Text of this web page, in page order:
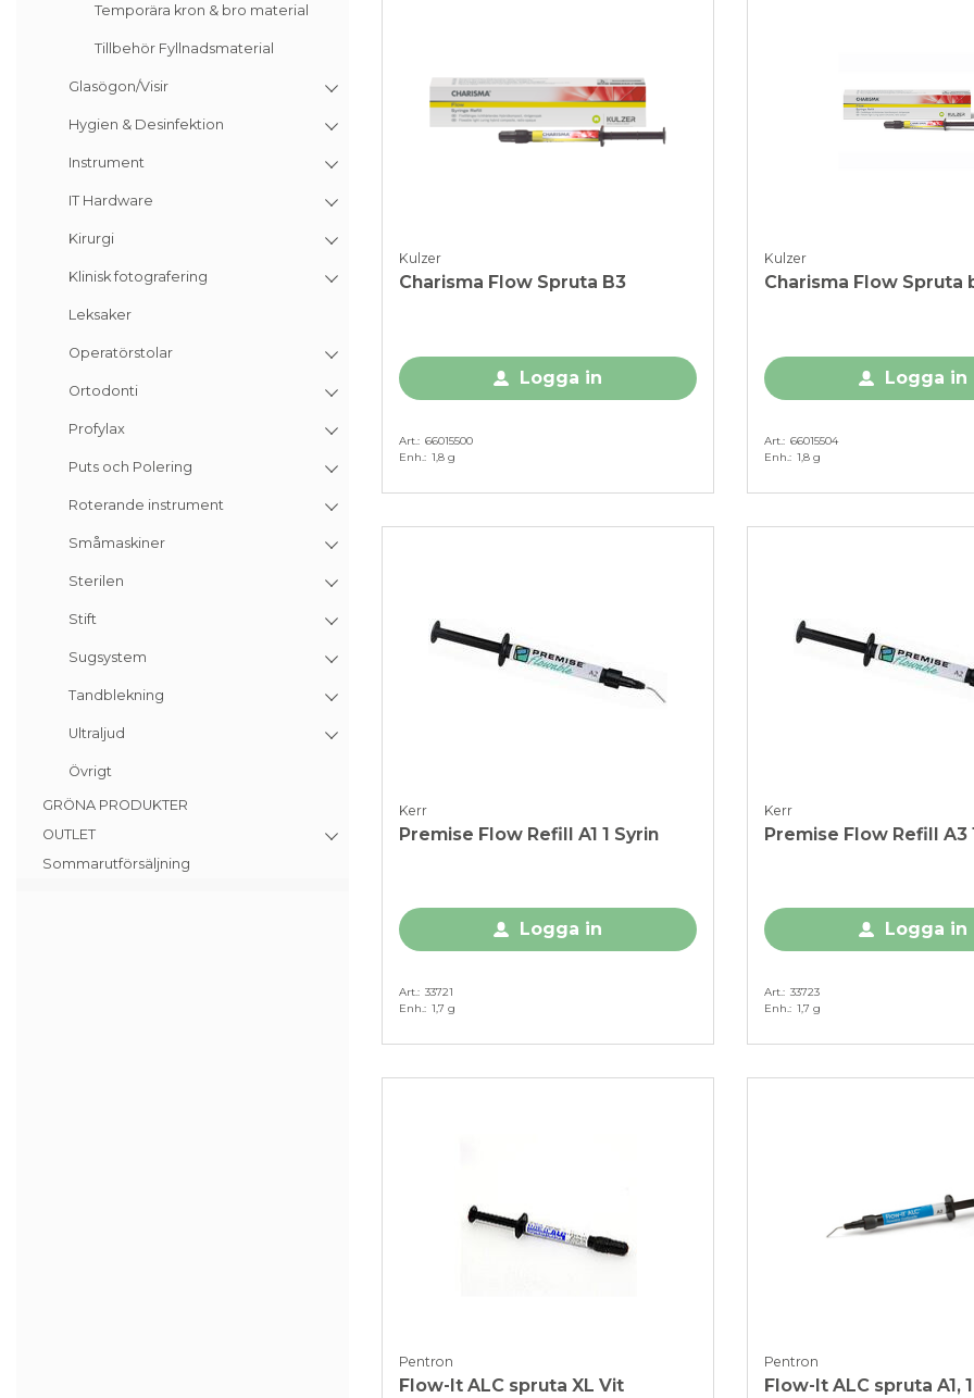
Temporära kron & bro material
Tillbehör Fyllnadsmaterial
Glasögon/Visir
Hygien & Desinfektion
Instrument
IT Hardware
Kirurgi
Klinisk fotografering
Leksaker
Operatörstolar
Ortodonti
Profylax
Puts och Polering
Roterande instrument
Småmaskiner
Sterilen
Stift
Sugsystem
Tandblekning
Ultraljud
Övrigt
GRÖNA PRODUKTER
OUTLET
Sommarutförsäljning
Kulzer
Charisma Flow Spruta B3
Logga in
Art. 66015500
Enh. 1,8 g
Kulzer
Charisma Flow Spruta
Logga in
Art. 66015504
Enh. 1,8 g
Kerr
Premise Flow Refill A1 1 Syrin
Logga in
Art. 33721
Enh. 1,7 g
Kerr
Premise Flow Refill A3
Logga in
Art. 33723
Enh. 1,7 g
Pentron
Flow-It ALC spruta XL Vit
Pentron
Flow-It ALC spruta A1,